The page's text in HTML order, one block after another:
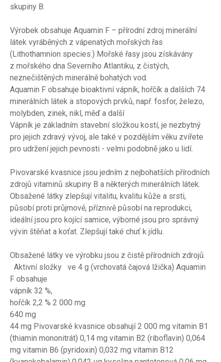
skupiny B.
Výrobek obsahuje Aquamin F – přírodní zdroj minerální
látek vyráběných z vápenatých mořských řas
(Lithothamnion species.) Mořské řasy jsou získávány
z mořského dna Severního Atlantiku, z čistých,
neznečištěných minerálně bohatých vod.
Aquamin F obsahuje bioaktivní vápník, hořčík a dalších 74
minerálních látek a stopových prvků, např. fosfor, železo,
molybden, zinek, nikl, měď a další
Vápník je základním stavební složkou kostí, je nezbytný
pro jejich zdravý vývoj, ale také v pozdějším věku zvířete
pro udržení jejich pevnosti - velmi podobně jako u lidí.
Pivovarské kvasnice jsou jedním z nejbohatších přírodních
zdrojů vitaminů skupiny B a některých minerálních látek.
Obsažené látky zlepšují vitalitu, kvalitu kůže a srsti,
působí proti průjmově, příznivě působí na reprodukci,
ideální jsou pro kojící samice, výborné jsou pro správný
vývin štěňat a koťat. Zlepšují také chuť k jídlu.
Obsažené látky ve výrobku jsou z čistě přírodních zdrojů.
Aktivní složky ve 4 g (vrchovatá čajová lžička) Aquamin
F obsahuje
vápník 32 %,
hořčík 2,2 % 2 000 mg
640 mg
44 mg Pivovarské kvasnice obsahují 2 000 mg vitamin B1
(thiamin mononitrát) 0,14 mg vitamin B2 (riboflavin) 0,064
mg vitamin B6 (pyridoxin) 0,032 mg vitamin B12